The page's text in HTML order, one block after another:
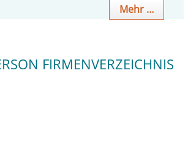
Mehr …
FIRMENVERZEICHNIS